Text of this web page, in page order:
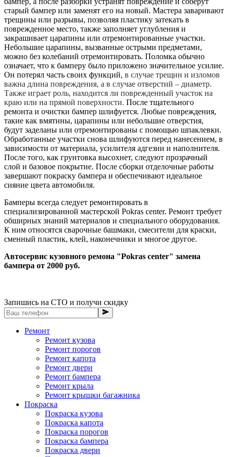
старый бампер или заменят его на новый. Мастера заваривают
трещины или разрывы, позволяя пластику затекать в
поврежденное место, также заполняет углубления и
закрашивает царапины или отремонтированные участки.
Небольшие царапины, вызванные острыми предметами,
можно без колебаний отремонтировать. Поломка обычно
означает, что к бамперу было приложено значительное усилие.
Он потерял часть своих функций, в случае трещин и изломов
важна длина повреждения, а в случае отверстий – диаметр.
Также играет роль, находится ли поврежденный участок на
краю или на прямой поверхности. После тщательного
ремонта и очистки бампер шлифуется. Любые повреждения,
такие как вмятины, царапины или небольшие отверстия,
будут заделаны или отремонтированы с помощью шпаклевки.
Обработанные участки снова шлифуются перед нанесением, в
зависимости от материала, усилителя адгезии и наполнителя.
После того, как грунтовка высохнет, следуют прозрачный
слой и базовое покрытие. После сборки отделочные работы
завершают покраску бампера и обеспечивают идеальное
сияние цвета автомобиля.
Бамперы всегда следует ремонтировать в
специализированной мастерской Pokras center. Ремонт требует
обширных знаний материалов и специального оборудования.
К ним относятся сварочные башмаки, смесители для краски,
сменный пластик, клей, наконечники и многое другое.
Автосервис кузовного ремона "Pokras center" замена
бампера от 2000 руб.
Запишись на СТО и получи скидку
Ремонт
Ремонт кузова
Ремонт порогов
Ремонт капота
Ремонт двери
Ремонт бампера
Ремонт крыла
Ремонт крышки багажника
Покраска
Покраска кузова
Покраска капота
Покраска порогов
Покраска бампера
Покраска двери